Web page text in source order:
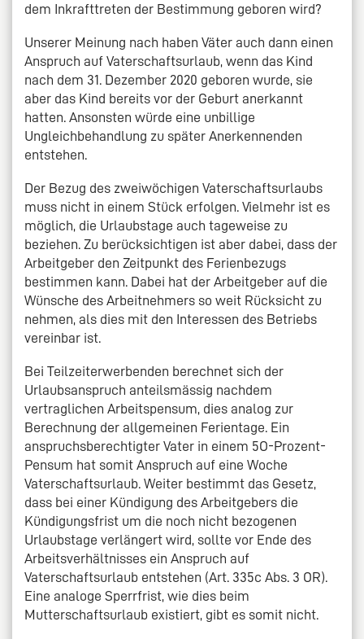
dem Inkrafttreten der Bestimmung geboren wird?
Unserer Meinung nach haben Väter auch dann einen
Anspruch auf Vaterschaftsurlaub, wenn das Kind
nach dem 31. Dezember 2020 geboren wurde, sie
aber das Kind bereits vor der Geburt anerkannt
hatten. Ansonsten würde eine unbillige
Ungleichbehandlung zu später Anerkennenden
entstehen.
Der Bezug des zweiwöchigen Vaterschaftsurlaubs
muss nicht in einem Stück erfolgen. Vielmehr ist es
möglich, die Urlaubstage auch tageweise zu
beziehen. Zu berücksichtigen ist aber dabei, dass der
Arbeitgeber den Zeitpunkt des Ferienbezugs
bestimmen kann. Dabei hat der Arbeitgeber auf die
Wünsche des Arbeitnehmers so weit Rücksicht zu
nehmen, als dies mit den Interessen des Betriebs
vereinbar ist.
Bei Teilzeiterwerbenden berechnet sich der
Urlaubsanspruch anteilsmässig nachdem
vertraglichen Arbeitspensum, dies analog zur
Berechnung der allgemeinen Ferientage. Ein
anspruchsberechtigter Vater in einem 5O-Prozent-
Pensum hat somit Anspruch auf eine Woche
Vaterschaftsurlaub. Weiter bestimmt das Gesetz,
dass bei einer Kündigung des Arbeitgebers die
Kündigungsfrist um die noch nicht bezogenen
Urlaubstage verlängert wird, sollte vor Ende des
Arbeitsverhältnisses ein Anspruch auf
Vaterschaftsurlaub entstehen (Art. 335c Abs. 3 OR).
Eine analoge Sperrfrist, wie dies beim
Mutterschaftsurlaub existiert, gibt es somit nicht.